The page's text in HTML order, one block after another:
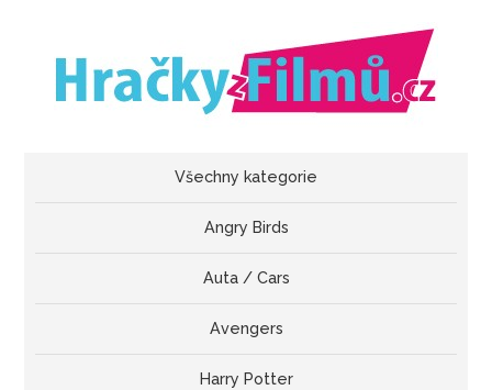
Všechny kategorie
Angry Birds
Auta / Cars
Avengers
Harry Potter